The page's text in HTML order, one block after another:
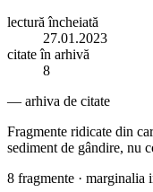
lectură încheiată
27.01.2023
citate în arhivă
8
— arhiva de citate
Fragmente ridicate din
sediment de gândire, nu
8 fragmente · marginalia